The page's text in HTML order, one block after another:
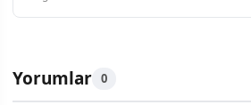
Yorumlar 0